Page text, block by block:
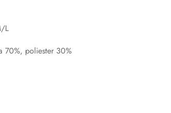
L
70%, poliester 30%